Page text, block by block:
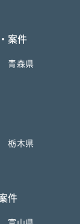
案件
青森県
栃木県
件